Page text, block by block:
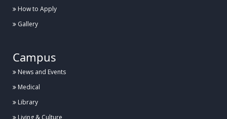
হাবিপ্রবি'র শহীদ রাষ্ট্রপতি জিয়াউর রহমানের হলের সংস্কার কাজের উদ্বোধন
আন্তঃবিশ্ববিদ্যালয় তায়কোয়ানডো ও কারাতে প্রতিযোগিতা ২০২৬ এ হাবিপ্রবি’র সাফল্য
How to Apply
Gallery
Campus
News and Events
Medical
Library
Living & Culture